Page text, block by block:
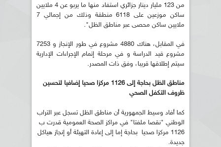
من 123 مليار دينار جزائري استفاد منها ما يربو عن 4 ملايين
ساكن موزعين على 6118 منطقة وذلك من إجمالي 7
ملايين ساكن محصى عبر مناطق الظل".
في المقابل، هناك 4880 مشروع في طور الإنجاز و 7253
مشروع قيد الدراسة و في مرحلة إتمام الإجراءات الإدارية
سيتم إطلاقها قريبا، وفق ذات المصدر.
مناطق الظل بحاجة إلى 1126 مركزا صحيا إضافيا لتحسين
ظروف التكفل الصحي
كما أفاد وسيط الجمهورية أن مناطق الظل تسجل عبر التراب
الوطني "نقصا ملفتا" في مراكز الصحة العمومية قدرت ب
1126 مركزا صحيا بحاجة إما إلى إعادة التهيئة أو إنجاز هياكل
جديدة.